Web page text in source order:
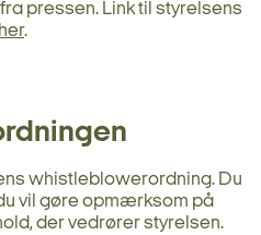
pressen. Link til styrelsens
her.
whistleblowerordning. Du
vil gøre opmærksom på
der vedrører styrelsen.